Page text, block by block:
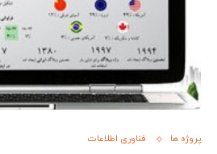
پروژه ها فناوری اطلاعات